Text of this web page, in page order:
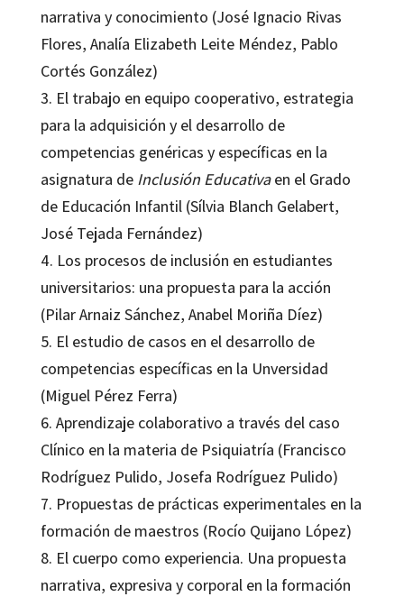
narrativa y conocimiento (José Ignacio Rivas
Flores, Analía Elizabeth Leite Méndez, Pablo
Cortés González)
3. El trabajo en equipo cooperativo, estrategia
para la adquisición y el desarrollo de
competencias genéricas y específicas en la
asignatura de Inclusión Educativaen el Grado
de Educación Infantil (Sílvia Blanch Gelabert,
José Tejada Fernández)
4. Los procesos de inclusión en estudiantes
universitarios: una propuesta para la acción
(Pilar Arnaiz Sánchez, Anabel Moriña Díez)
5. El estudio de casos en el desarrollo de
competencias específicas en la Unversidad
(Miguel Pérez Ferra)
6. Aprendizaje colaborativo a través del caso
Clínico en la materia de Psiquiatría (Francisco
Rodríguez Pulido, Josefa Rodríguez Pulido)
7. Propuestas de prácticas experimentales en la
formación de maestros (Rocío Quijano López)
8. El cuerpo como experiencia. Una propuesta
narrativa, expresiva y corporal en la formación